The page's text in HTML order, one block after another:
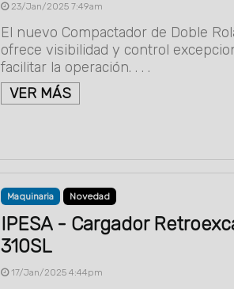
23/Jan/2025 7:49am
El nuevo Compactador de Doble
ofrece visibilidad y control
facilitar la operación. . . .
VER MÁS
Maquinaria Novedad
IPESA - Cargador
310SL
17/Jan/2025 4:44pm